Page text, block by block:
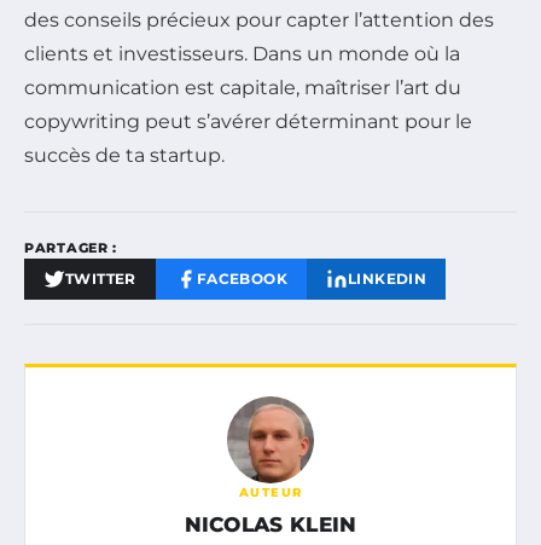
des conseils précieux pour capter l’attention des
clients et investisseurs. Dans un monde où la
communication est capitale, maîtriser l’art du
copywriting peut s’avérer déterminant pour le
succès de ta startup.
PARTAGER :
TWITTER FACEBOOK LINKEDIN
AUTEUR
NICOLAS KLEIN